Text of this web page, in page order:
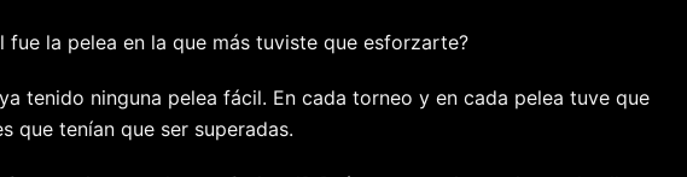
fue la pelea en la que más tuviste que esforzarte?
tenido ninguna pelea fácil. En cada torneo y en cada pelea tuve que
que tenían que ser superadas.